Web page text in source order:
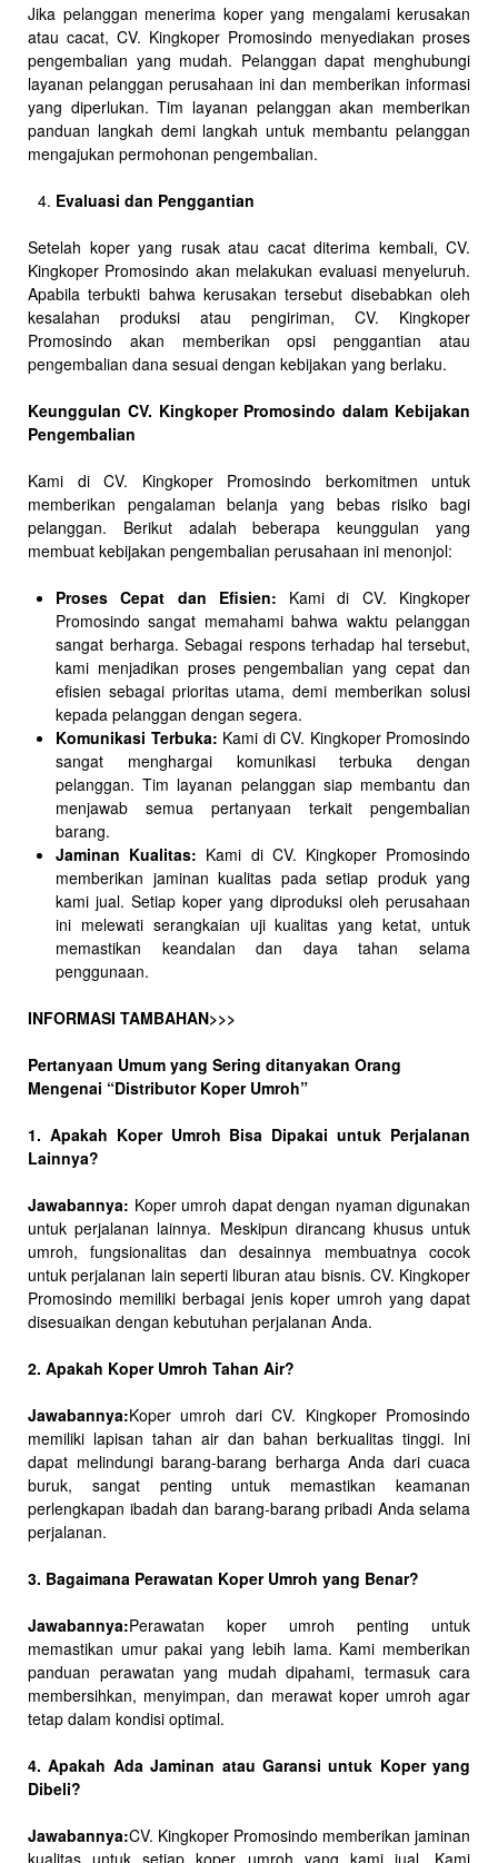
Jika pelanggan menerima koper yang mengalami kerusakan
atau cacat, CV. Kingkoper Promosindo menyediakan proses
pengembalian yang mudah. Pelanggan dapat menghubungi
layanan pelanggan perusahaan ini dan memberikan informasi
yang diperlukan. Tim layanan pelanggan akan memberikan
panduan langkah demi langkah untuk membantu pelanggan
mengajukan permohonan pengembalian.
Evaluasi dan Penggantian
Setelah koper yang rusak atau cacat diterima kembali, CV.
Kingkoper Promosindo akan melakukan evaluasi menyeluruh.
Apabila terbukti bahwa kerusakan tersebut disebabkan oleh
kesalahan produksi atau pengiriman, CV. Kingkoper
Promosindo akan memberikan opsi penggantian atau
pengembalian dana sesuai dengan kebijakan yang berlaku.
Keunggulan CV. Kingkoper Promosindo dalam Kebijakan
Pengembalian
Kami di CV. Kingkoper Promosindo berkomitmen untuk
memberikan pengalaman belanja yang bebas risiko bagi
pelanggan. Berikut adalah beberapa keunggulan yang
membuat kebijakan pengembalian perusahaan ini menonjol:
Proses Cepat dan Efisien: Kami di CV. Kingkoper
Promosindo sangat memahami bahwa waktu pelanggan
sangat berharga. Sebagai respons terhadap hal tersebut,
kami menjadikan proses pengembalian yang cepat dan
efisien sebagai prioritas utama, demi memberikan solusi
kepada pelanggan dengan segera.
Komunikasi Terbuka: Kami di CV. Kingkoper Promosindo
sangat menghargai komunikasi terbuka dengan
pelanggan. Tim layanan pelanggan siap membantu dan
menjawab semua pertanyaan terkait pengembalian
barang.
Jaminan Kualitas: Kami di CV. Kingkoper Promosindo
memberikan jaminan kualitas pada setiap produk yang
kami jual. Setiap koper yang diproduksi oleh perusahaan
ini melewati serangkaian uji kualitas yang ketat, untuk
memastikan keandalan dan daya tahan selama
penggunaan.
INFORMASI TAMBAHAN>>>
Pertanyaan Umum yang Sering ditanyakan Orang
Mengenai “Distributor Koper Umroh”
1. Apakah Koper Umroh Bisa Dipakai untuk Perjalanan
Lainnya?
Jawabannya: Koper umroh dapat dengan nyaman digunakan
untuk perjalanan lainnya. Meskipun dirancang khusus untuk
umroh, fungsionalitas dan desainnya membuatnya cocok
untuk perjalanan lain seperti liburan atau bisnis. CV. Kingkoper
Promosindo memiliki berbagai jenis koper umroh yang dapat
disesuaikan dengan kebutuhan perjalanan Anda.
2. Apakah Koper Umroh Tahan Air?
Jawabannya:Koper umroh dari CV. Kingkoper Promosindo
memiliki lapisan tahan air dan bahan berkualitas tinggi. Ini
dapat melindungi barang-barang berharga Anda dari cuaca
buruk, sangat penting untuk memastikan keamanan
perlengkapan ibadah dan barang-barang pribadi Anda selama
perjalanan.
3. Bagaimana Perawatan Koper Umroh yang Benar?
Jawabannya:Perawatan koper umroh penting untuk
memastikan umur pakai yang lebih lama. Kami memberikan
panduan perawatan yang mudah dipahami, termasuk cara
membersihkan, menyimpan, dan merawat koper umroh agar
tetap dalam kondisi optimal.
4. Apakah Ada Jaminan atau Garansi untuk Koper yang
Dibeli?
Jawabannya:CV. Kingkoper Promosindo memberikan jaminan
kualitas untuk setiap koper umroh yang kami jual. Kami